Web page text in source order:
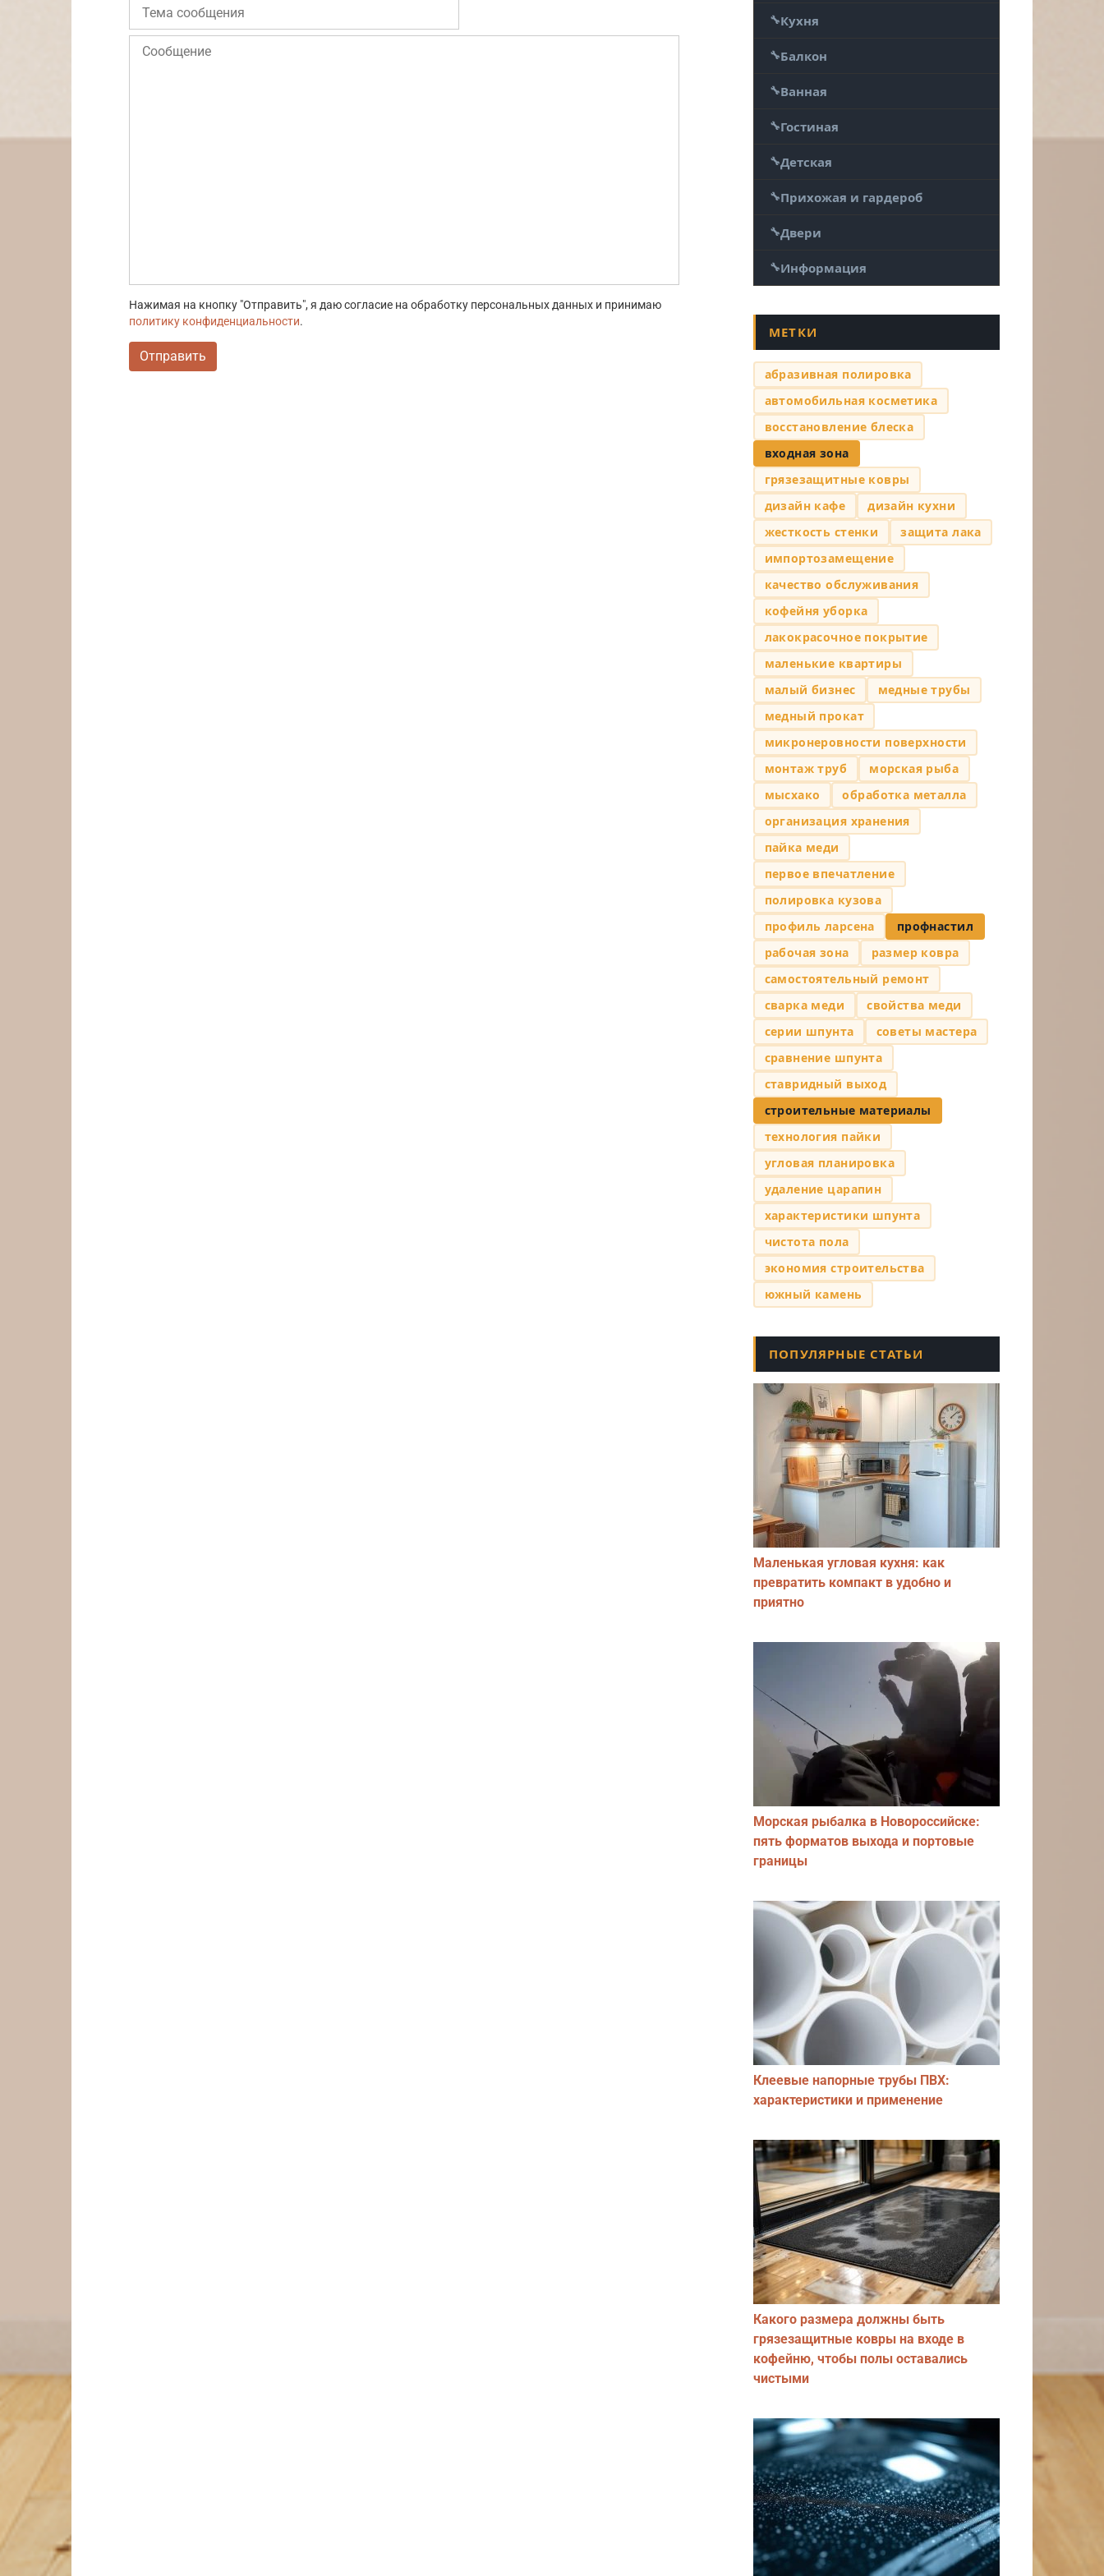
Нажимая на кнопку "Отправить", я даю согласие на обработку персональных данных и принимаю
политику конфиденциальности.
Отправить
Кухня
Балкон
Ванная
Гостиная
Детская
Прихожая и гардероб
Двери
Информация
МЕТКИ
абразивная полировка
автомобильная косметика
восстановление блеска
входная зона
грязезащитные ковры
дизайн кафе
дизайн кухни
жесткость стенки
защита лака
импортозамещение
качество обслуживания
кофейня уборка
лакокрасочное покрытие
маленькие квартиры
малый бизнес
медные трубы
медный прокат
микронеровности поверхности
монтаж труб
морская рыба
мысхако
обработка металла
организация хранения
пайка меди
первое впечатление
полировка кузова
профиль ларсена
профнастил
рабочая зона
размер ковра
самостоятельный ремонт
сварка меди
свойства меди
серии шпунта
советы мастера
сравнение шпунта
ставридный выход
строительные материалы
технология пайки
угловая планировка
удаление царапин
характеристики шпунта
чистота пола
экономия строительства
южный камень
ПОПУЛЯРНЫЕ СТАТЬИ
Маленькая угловая кухня: как
превратить компакт в удобно и
приятно
Морская рыбалка в Новороссийске:
пять форматов выхода и портовые
границы
Клеевые напорные трубы ПВХ:
характеристики и применение
Какого размера должны быть
грязезащитные ковры на входе в
кофейню, чтобы полы оставались
чистыми